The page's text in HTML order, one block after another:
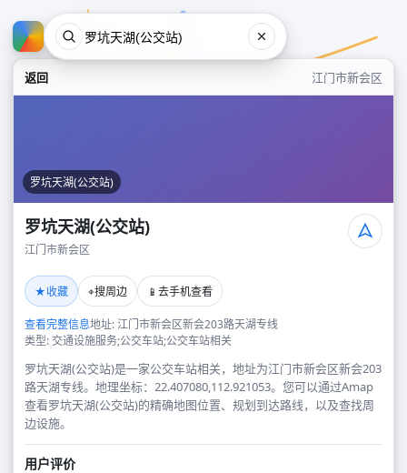
返回 江门市新会区
罗坑天湖(公交站)
罗坑天湖(公交站)
江门市新会区
★收藏 ⌖搜周边 📱 去手机查看
查看完整信息地址: 江门市新会区新会203路天湖专线
类型: 交通设施服务;公交车站;公交车站相关
罗坑天湖(公交站)是一家公交车站相关，地址为江门市新会区新会203
路天湖专线。地理坐标：22.407080,112.921053。您可以通过Amap
查看罗坑天湖(公交站)的精确地图位置、规划到达路线，以及查找周
边设施。
用户评价